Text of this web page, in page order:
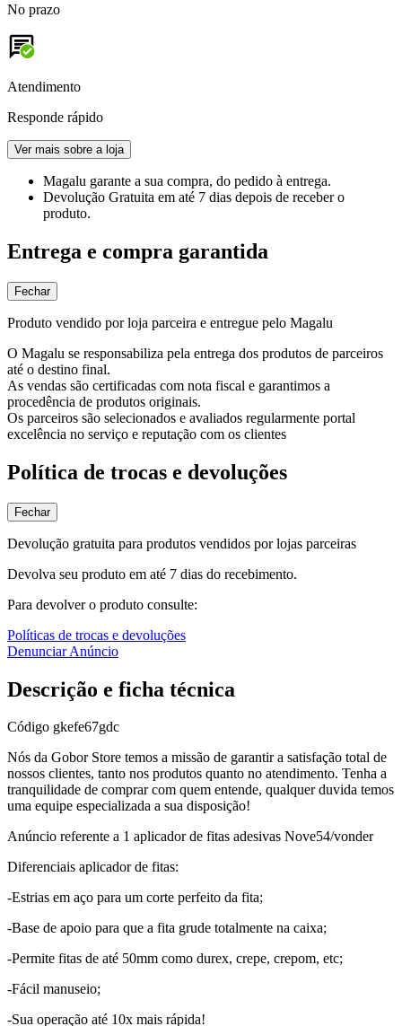
No prazo
Atendimento
Responde rápido
Ver mais sobre a loja
Magalu garante a sua compra, do pedido à entrega.
Devolução Gratuita em até 7 dias depois de receber o
produto.
Entrega e compra garantida
Fechar
Produto vendido por loja parceira e entregue pelo Magalu
O Magalu se responsabiliza pela entrega dos produtos de parceiros
até o destino final.
As vendas são certificadas com nota fiscal e garantimos a
procedência de produtos originais.
Os parceiros são selecionados e avaliados regularmente portal
excelência no serviço e reputação com os clientes
Política de trocas e devoluções
Fechar
Devolução gratuita para produtos vendidos por lojas parceiras
Devolva seu produto em até 7 dias do recebimento.
Para devolver o produto consulte:
Políticas de trocas e devoluções
Denunciar Anúncio
Descrição e ficha técnica
Código gkefe67gdc
Nós da Gobor Store temos a missão de garantir a satisfação total de
nossos clientes, tanto nos produtos quanto no atendimento. Tenha a
tranquilidade de comprar com quem entende, qualquer duvida temos
uma equipe especializada a sua disposição!
Anúncio referente a 1 aplicador de fitas adesivas Nove54/vonder
Diferenciais aplicador de fitas:
-Estrias em aço para um corte perfeito da fita;
-Base de apoio para que a fita grude totalmente na caixa;
-Permite fitas de até 50mm como durex, crepe, crepom, etc;
-Fácil manuseio;
-Sua operação até 10x mais rápida!